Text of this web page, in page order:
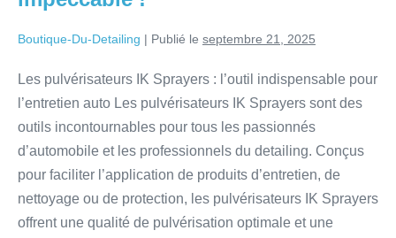
Boutique-Du-Detailing | Publié le septembre 21, 2025
Les pulvérisateurs IK Sprayers : l’outil indispensable pour
l’entretien auto Les pulvérisateurs IK Sprayers sont des
outils incontournables pour tous les passionnés
d’automobile et les professionnels du detailing. Conçus
pour faciliter l’application de produits d’entretien, de
nettoyage ou de protection, les pulvérisateurs IK Sprayers
offrent une qualité de pulvérisation optimale et une